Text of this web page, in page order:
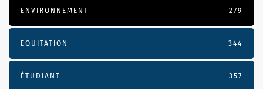
ENVIRONNEMENT 279
EQUITATION 344
ÉTUDIANT 357